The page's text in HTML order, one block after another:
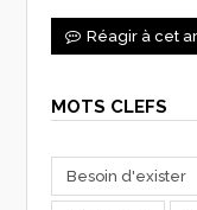
Réagir à cet
MOTS CLEFS
Besoin d'exister